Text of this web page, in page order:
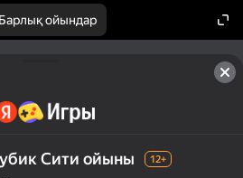
Барлық ойындар
Сити ойыны 12+